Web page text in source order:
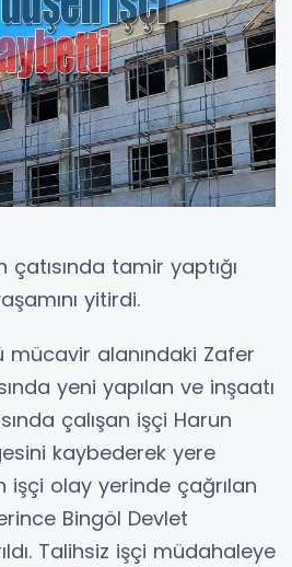
tamir yaptığı
yitirdi.
mücavir alanındaki Zafer
yeni yapılan ve inşaatı
çalışan işçi Harun
kaybederek yere
işçi olay yerinde çağrılan
Bingöl Devlet
Talihsiz işçi müdahaleye